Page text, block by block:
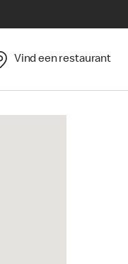
Vind een restaurant